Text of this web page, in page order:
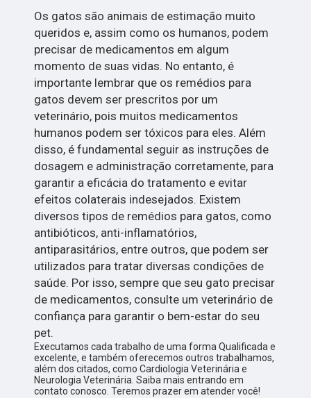
Os gatos são animais de estimação muito
queridos e, assim como os humanos, podem
precisar de medicamentos em algum
momento de suas vidas. No entanto, é
importante lembrar que os remédios para
gatos devem ser prescritos por um
veterinário, pois muitos medicamentos
humanos podem ser tóxicos para eles. Além
disso, é fundamental seguir as instruções de
dosagem e administração corretamente, para
garantir a eficácia do tratamento e evitar
efeitos colaterais indesejados. Existem
diversos tipos de remédios para gatos, como
antibióticos, anti-inflamatórios,
antiparasitários, entre outros, que podem ser
utilizados para tratar diversas condições de
saúde. Por isso, sempre que seu gato precisar
de medicamentos, consulte um veterinário de
confiança para garantir o bem-estar do seu
pet.
Executamos cada trabalho de uma forma Qualificada e
excelente, e também oferecemos outros trabalhamos,
além dos citados, como Cardiologia Veterinária e
Neurologia Veterinária. Saiba mais entrando em
contato conosco. Teremos prazer em atender você!